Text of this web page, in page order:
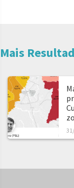
Mais